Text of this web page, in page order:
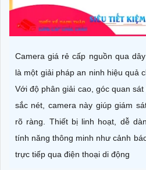
Camera giá rẻ cấp nguồn qua
là một giải pháp an ninh hiệu quả
Với độ phân giải cao, góc quan
sắc nét, camera này giúp giám
rõ ràng. Thiết bị linh hoạt, dễ
tính năng thông minh như cảnh
trực tiếp qua điện thoại di động